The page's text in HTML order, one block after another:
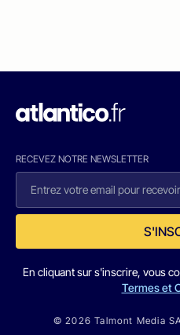
RECEVEZ NOTRE NEWSLETTER
En cliquant sur s'inscrire, vous
Termes et
© 2026 Talmont Media